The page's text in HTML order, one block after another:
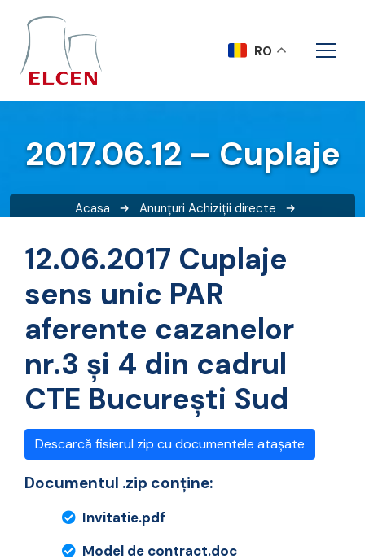
2017.06.12 – Cuplaje
Acasa Anunțuri Achiziții directe
12.06.2017 Cuplaje
sens unic PAR
aferente cazanelor
nr.3 și 4 din cadrul
CTE București Sud
Descarcă fisierul zip cu documentele atașate
Documentul .zip conține:
Invitatie.pdf
Model de contract.doc
RO